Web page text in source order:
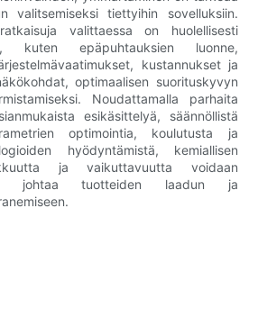
valitsemiseksi tiettyihin sovelluksiin.
valittaessa on huolellisesti
kuten epäpuhtauksien luonne,
kustannukset ja
optimaalisen suorituskyvyn
Noudattamalla parhaita
esikäsittelyä, säännöllistä
optimointia, koulutusta ja
hyödyntämistä, kemiallisen
ja vaikuttavuutta voidaan
johtaa tuotteiden laadun ja